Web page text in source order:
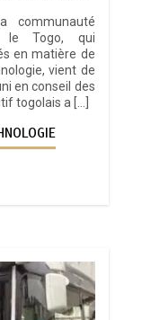
communauté
le Togo, qui
en matière de
vient de
en conseil des
togolais a […]